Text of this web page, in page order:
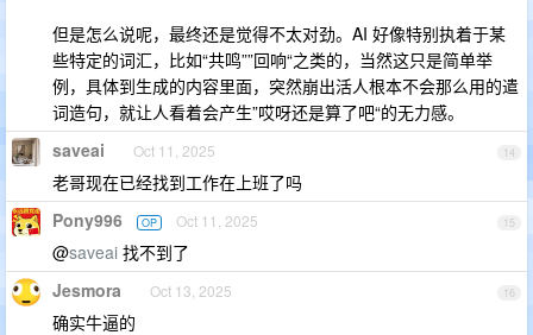
但是怎么说呢，最终还是觉得不太对劲。AI 好像特别执着于某
些特定的词汇，比如“共鸣””回响“之类的，当然这只是简单举
例，具体到生成的内容里面，突然崩出活人根本不会那么用的遣
词造句，就让人看着会产生”哎呀还是算了吧“的无力感。
14
saveai Oct 11, 2025
老哥现在已经找到工作在上班了吗
15
Pony996 OP Oct 11, 2025
@saveai 找不到了
16
Jesmora Oct 13, 2025
确实牛逼的